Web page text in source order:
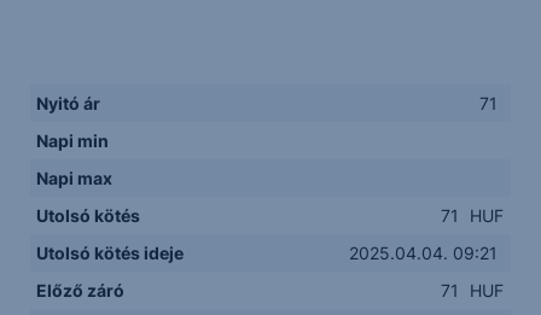
Nyitó ár
71
Napi min
Napi max
Utolsó kötés
71
HUF
Utolsó kötés ideje
2025.04.04. 09:21
Előző záró
71
HUF